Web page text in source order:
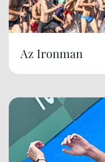
Az Ironman